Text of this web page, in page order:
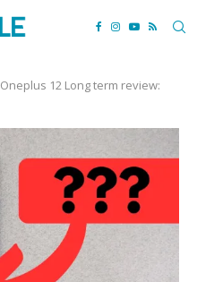
Oneplus 12 Long term review: